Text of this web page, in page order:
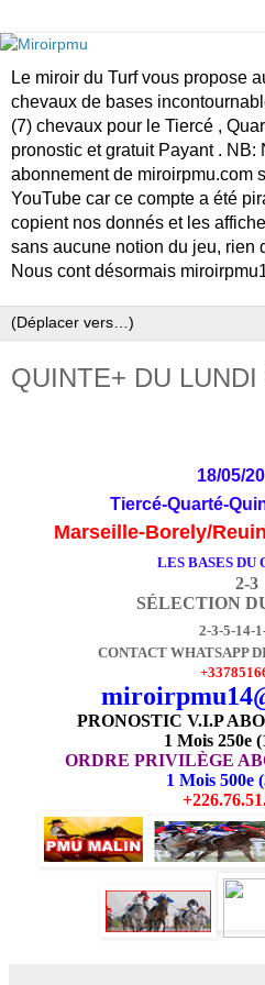
Le miroir du Turf vous propose
chevaux de bases
(7) chevaux pour le Tiercé ,
pronostic et gratuit Payant . NB:
abonnement de miroirpmu.com
YouTube car ce compte a été
copient nos donnés et les
sans aucune notion du jeu, rien
Nous cont désormais
QUINTE+ DU
18/05/
Tiercé-Quarté-
Marseille-Borely/
LES BASES DU
2-3
SÉLECTION
2-3-5-14-
CONTACT WHATSAPP
PRONOSTIC V.I.P
1 Mois 250e
ORDRE PRIVILÈGE
1 Mois 500e